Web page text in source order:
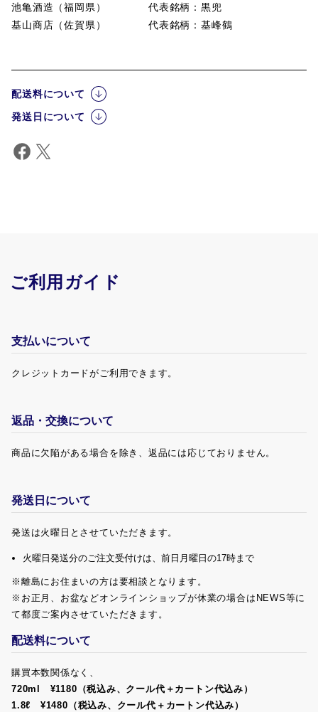
池亀酒造（福岡県） 代表銘柄：黒兜
基山商店（佐賀県） 代表銘柄：基峰鶴
配送料について
発送日について
ご利用ガイド
支払いについて
クレジットカードがご利用できます。
返品・交換について
商品に欠陥がある場合を除き、返品には応じておりません。
発送日について
発送は火曜日とさせていただきます。
火曜日発送分のご注文受付けは、前日月曜日の17時まで
※離島にお住まいの方は要相談となります。
※お正月、お盆などオンラインショップが休業の場合はNEWS等に
て都度ご案内させていただきます。
配送料について
購買本数関係なく、
720ml ¥1180（税込み、クール代＋カートン代込み）
1.8ℓ ¥1480（税込み、クール代＋カートン代込み）